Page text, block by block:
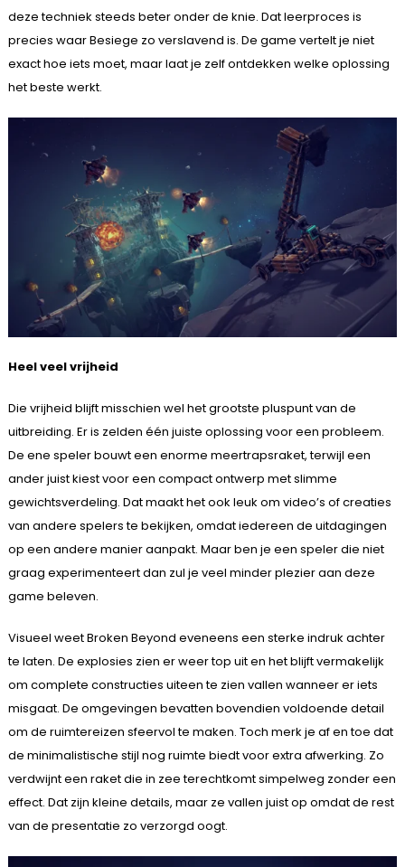
deze techniek steeds beter onder de knie. Dat leerproces is
precies waar Besiege zo verslavend is. De game vertelt je niet
exact hoe iets moet, maar laat je zelf ontdekken welke oplossing
het beste werkt.
Heel veel vrijheid
Die vrijheid blijft misschien wel het grootste pluspunt van de
uitbreiding. Er is zelden één juiste oplossing voor een probleem.
De ene speler bouwt een enorme meertrapsraket, terwijl een
ander juist kiest voor een compact ontwerp met slimme
gewichtsverdeling. Dat maakt het ook leuk om video’s of creaties
van andere spelers te bekijken, omdat iedereen de uitdagingen
op een andere manier aanpakt. Maar ben je een speler die niet
graag experimenteert dan zul je veel minder plezier aan deze
game beleven.
Visueel weet Broken Beyond eveneens een sterke indruk achter
te laten. De explosies zien er weer top uit en het blijft vermakelijk
om complete constructies uiteen te zien vallen wanneer er iets
misgaat. De omgevingen bevatten bovendien voldoende detail
om de ruimtereizen sfeervol te maken. Toch merk je af en toe dat
de minimalistische stijl nog ruimte biedt voor extra afwerking. Zo
verdwijnt een raket die in zee terechtkomt simpelweg zonder een
effect. Dat zijn kleine details, maar ze vallen juist op omdat de rest
van de presentatie zo verzorgd oogt.